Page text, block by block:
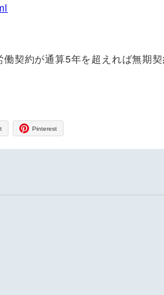
契約が通算5年を超えれば無期
Pinterest